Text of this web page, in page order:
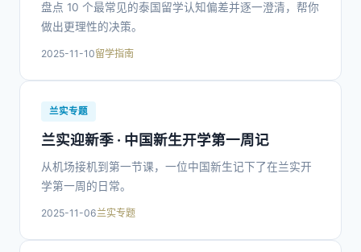
盘点 10 个最常见的泰国留学认知偏差并逐一澄清，帮你
做出更理性的决策。
2025-11-10留学指南
兰实专题
兰实迎新季 · 中国新生开学第一周记
从机场接机到第一节课，一位中国新生记下了在兰实开
学第一周的日常。
2025-11-06兰实专题